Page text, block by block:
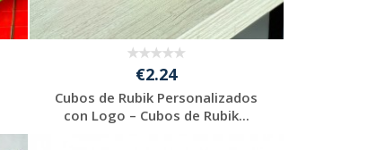
€2.24
Cubos de Rubik Personalizados
con Logo – Cubos de Rubik...